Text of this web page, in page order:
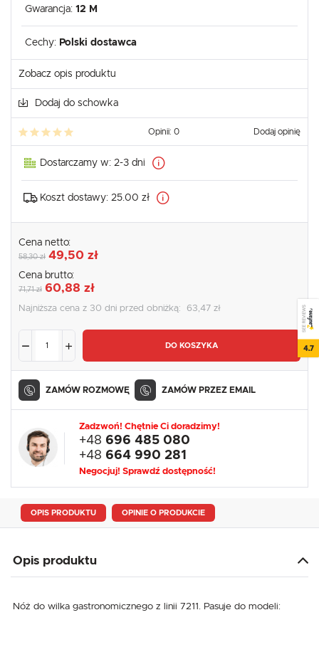
Gwarancja: 12 M
Cechy: Polski dostawca
Zobacz opis produktu
Dodaj do schowka
Opinii: 0 Dodaj opinię
Dostarczamy w: 2-3 dni
Koszt dostawy: 25.00 zł
Cena netto:
58,30 zł 49,50 zł
Cena brutto:
71,71 zł 60,88 zł
Najniższa cena z 30 dni przed obniżką: 63,47 zł
DO KOSZYKA
ZAMÓW ROZMOWĘ ZAMÓW PRZEZ EMAIL
Zadzwoń! Chętnie Ci doradzimy!
+48 696 485 080
+48 664 990 281
Negocjuj! Sprawdź dostępność!
OPIS PRODUKTU OPINIE O PRODUKCIE
Opis produktu
Nóż do wilka gastronomicznego z linii 7211. Pasuje do modeli:
SEE REVIEWS
4.7